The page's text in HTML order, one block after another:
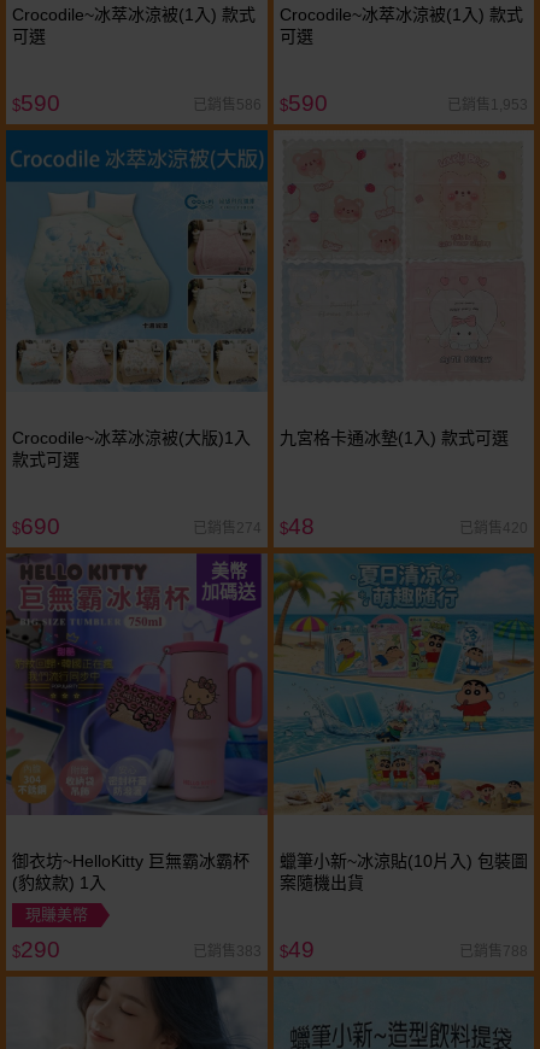
Crocodile~冰萃冰涼被(1入) 款式
可選
$590 已銷售586
Crocodile~冰萃冰涼被(1入) 款式
可選
$590 已銷售1,953
Crocodile~冰萃冰涼被(大版)1入
款式可選
$690 已銷售274
九宮格卡通冰墊(1入) 款式可選
$48 已銷售420
美幣
加碼送
御衣坊~HelloKitty 巨無霸冰霸杯
(豹紋款) 1入
現賺美幣
$290 已銷售383
蠟筆小新~冰涼貼(10片入) 包裝圖
案隨機出貨
$49 已銷售788